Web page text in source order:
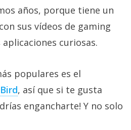
años, porque tiene un
sus vídeos de gaming
curiosas.
populares es el
, así que si te gusta
engancharte! Y no solo